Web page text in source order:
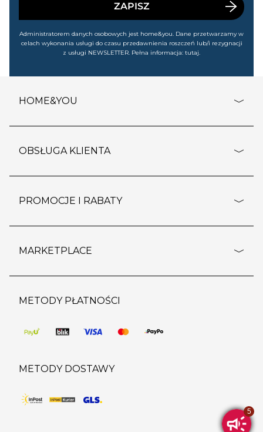
ZAPISZ
Administratorem danych osobowych jest home&you. Dane przetwarzamy w
celach wykonania usługi do czasu przedawnienia roszczeń lub/i rezygnacji
z usługi NEWSLETTER. Pełna informacja: tutaj.
HOME&YOU
o firmie
polityka prywatności
kontakt
OBSŁUGA KLIENTA
dostawy i płatność
wypis z subskrypcji
regulamin sklepu
pozostałe regulaminy
PROMOCJE I RABATY
outlet
regulaminy promocji
MARKETPLACE
strefa marek
pomoc dla sprzedawców
METODY PŁATNOŚCI
METODY DOSTAWY